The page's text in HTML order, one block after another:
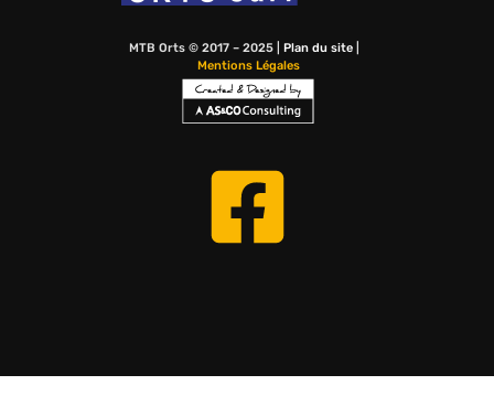
MTB Orts © 2017 – 2025 | Plan du site|
Mentions Légales